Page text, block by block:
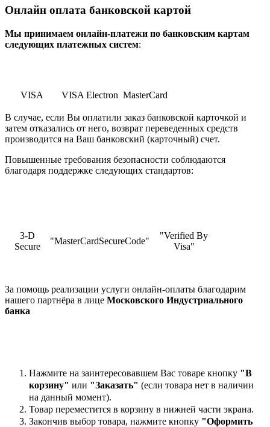
Онлайн оплата банковской картой
Мы принимаем онлайн-платежи по банковским картам
cледующих платежных систем:
VISA VISA Electron MasterCard
В случае, если Вы оплатили заказ банковской карточкой и
затем отказались от него, возврат переведенных средств
производится на Ваш банковский (карточный) счет.
Повышенные требования безопасности соблюдаются
благодаря поддержке следующих стандартов:
3-D
Secure
"MasterCardSecureCode"
"Verified By
Visa"
За помощь реализации услуги онлайн-оплаты благодарим
нашего партнёра в лице Московского Индустриального
банка
Нажмите на заинтересовавшем Вас товаре кнопку "В
корзину" или "Заказать" (если товара нет в наличии
на данный момент).
Товар переместится в корзину в нижней части экрана.
Закончив выбор товара, нажмите кнопку "Оформить